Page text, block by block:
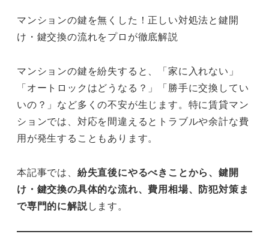
マンションの鍵を無くした！正しい対処法と鍵開
け・鍵交換の流れをプロが徹底解説
マンションの鍵を紛失すると、「家に入れない」
「オートロックはどうなる？」「勝手に交換してい
いの？」など多くの不安が生じます。特に賃貸マン
ションでは、対応を間違えるとトラブルや余計な費
用が発生することもあります。
本記事では、 紛失直後にやるべきことから、鍵開
け・鍵交換の具体的な流れ、費用相場、防犯対策ま
で専門的に解説します。